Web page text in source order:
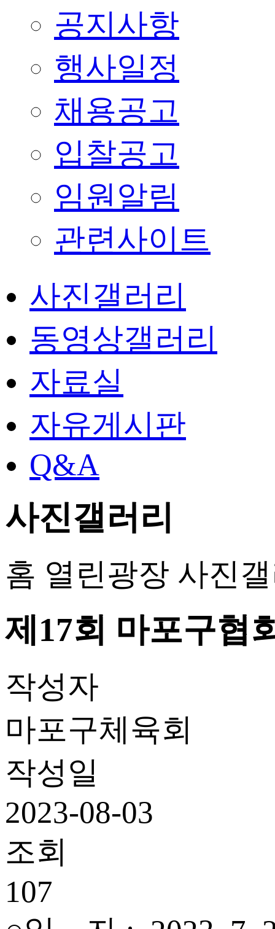
공지사항
행사일정
채용공고
입찰공고
임원알림
관련사이트
사진갤러리
동영상갤러리
자료실
자유게시판
Q&A
사진갤러리
홈 열린광장 사진
제17회 마포구협
작성자
마포구체육회
작성일
2023-08-03
조회
107